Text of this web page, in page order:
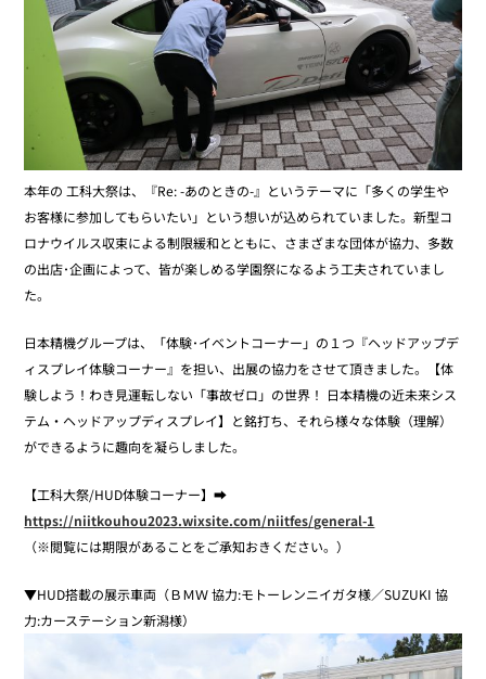
本年の 工科大祭は、『Re: -あのときの-』というテーマに「多くの学生や
お客様に参加してもらいたい」という想いが込められていました。新型コ
ロナウイルス収束による制限緩和とともに、さまざまな団体が協力、多数
の出店･企画によって、皆が楽しめる学園祭になるよう工夫されていまし
た。
日本精機グループは、「体験･イベントコーナー」の１つ『ヘッドアップデ
ィスプレイ体験コーナー』を担い、出展の協力をさせて頂きました。【体
験しよう！わき見運転しない「事故ゼロ」の世界！ 日本精機の近未来シス
テム・ヘッドアップディスプレイ】と銘打ち、それら様々な体験（理解）
ができるように趣向を凝らしました。
【工科大祭/HUD体験コーナー】➡
https://niitkouhou2023.wixsite.com/niitfes/general-1
（※閲覧には期限があることをご承知おきください。）
▼HUD搭載の展示車両（ＢＭＷ 協力:モトーレンニイガタ様／SUZUKI 協
力:カーステーション新潟様）